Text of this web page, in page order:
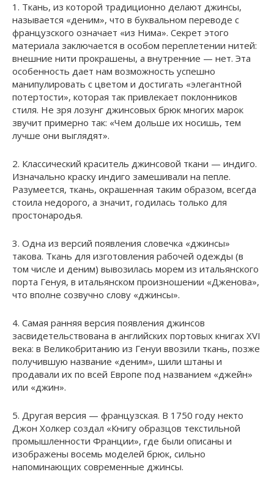
1. Ткань, из которой традиционно делают джинсы,
называется «деним», что в буквальном переводе с
французского означает «из Нима». Секрет этого
материала заключается в особом переплетении нитей:
внешние нити прокрашены, а внутренние — нет. Эта
особенность дает нам возможность успешно
манипулировать с цветом и достигать «элегантной
потертости», которая так привлекает поклонников
стиля. Не зря лозунг джинсовых брюк многих марок
звучит примерно так: «Чем дольше их носишь, тем
лучше они выглядят».
2. Классический краситель джинсовой ткани — индиго.
Изначально краску индиго замешивали на пепле.
Разумеется, ткань, окрашенная таким образом, всегда
стоила недорого, а значит, годилась только для
простонародья.
3. Одна из версий появления словечка «джинсы»
такова. Ткань для изготовления рабочей одежды (в
том числе и деним) вывозилась морем из итальянского
порта Генуя, в итальянском произношении «Дженова»,
что вполне созвучно слову «джинсы».
4. Самая ранняя версия появления джинсов
засвидетельствована в английских портовых книгах XVI
века: в Великобританию из Генуи ввозили ткань, позже
получившую название «деним», шили штаны и
продавали их по всей Европе под названием «джейн»
или «джин».
5. Другая версия — французская. В 1750 году некто
Джон Холкер создал «Книгу образцов текстильной
промышленности Франции», где были описаны и
изображены восемь моделей брюк, сильно
напоминающих современные джинсы.